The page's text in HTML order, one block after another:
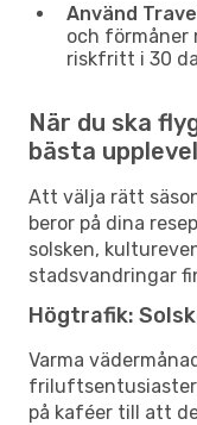
Använd
och förmåner
riskfritt i 30
När du ska
bästa
Att välja rätt
beror på dina
solsken,
stadsvandringar
Högtrafik:
Varma
friluftsentusiaster
på kaféer till att